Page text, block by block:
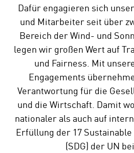
Dafür engagieren sich
und Mitarbeiter seit über
Bereich der Wind- und
legen wir großen Wert auf
und Fairness. Mit
Engagements
Verantwortung für die
und die Wirtschaft. Damit
nationaler als auch auf
Erfüllung der 17
(SDG) der UN